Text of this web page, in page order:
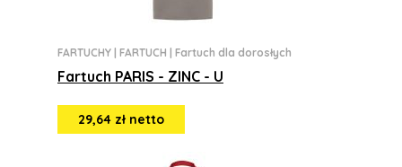
FARTUCHY FARTUCH Fartuch dla dorosłych
Fartuch PARIS - ZINC - U
29,64 zł netto